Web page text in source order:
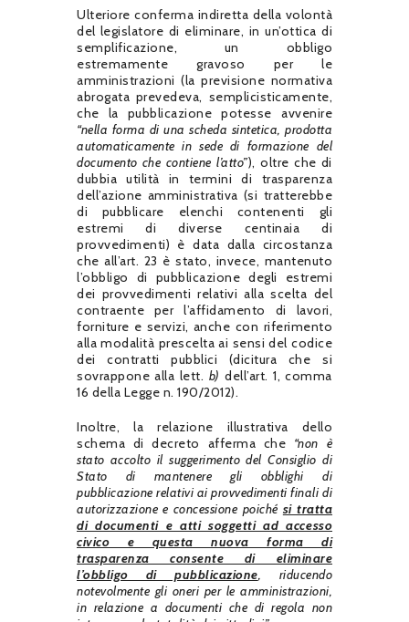
Ulteriore conferma indiretta della volontà
del legislatore di eliminare, in un’ottica di
semplificazione, un obbligo
estremamente gravoso per le
amministrazioni (la previsione normativa
abrogata prevedeva, semplicisticamente,
che la pubblicazione potesse avvenire
“nella forma di una scheda sintetica, prodotta
automaticamente in sede di formazione del
documento che contiene l’atto”), oltre che di
dubbia utilità in termini di trasparenza
dell’azione amministrativa (si tratterebbe
di pubblicare elenchi contenenti gli
estremi di diverse centinaia di
provvedimenti) è data dalla circostanza
che all’art. 23 è stato, invece, mantenuto
l’obbligo di pubblicazione degli estremi
dei provvedimenti relativi alla scelta del
contraente per l’affidamento di lavori,
forniture e servizi, anche con riferimento
alla modalità prescelta ai sensi del codice
dei contratti pubblici (dicitura che si
sovrappone alla lett. b) dell’art. 1, comma
16 della Legge n. 190/2012).
Inoltre, la relazione illustrativa dello
schema di decreto afferma che “non è
stato accolto il suggerimento del Consiglio di
Stato di mantenere gli obblighi di
pubblicazione relativi ai provvedimenti finali di
autorizzazione e concessione poiché si tratta
di documenti e atti soggetti ad accesso
civico e questa nuova forma di
trasparenza consente di eliminare
l’obbligo di pubblicazione, riducendo
notevolmente gli oneri per le amministrazioni,
in relazione a documenti che di regola non